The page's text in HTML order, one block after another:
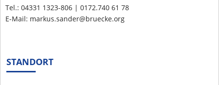
Tel.: 04331 1323-806 | 0172.740 61 78
E-Mail: markus.sander@bruecke.org
STANDORT